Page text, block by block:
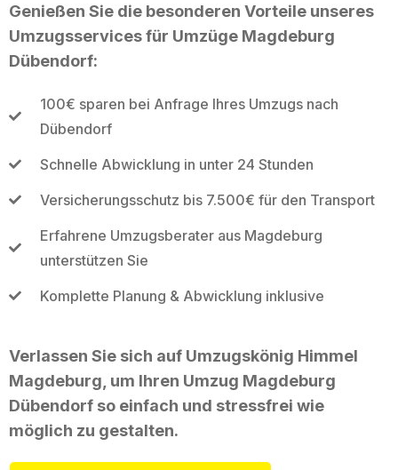
Genießen Sie die besonderen Vorteile unseres
Umzugsservices für Umzüge Magdeburg
Dübendorf:
100€ sparen bei Anfrage Ihres Umzugs nach
Dübendorf
Schnelle Abwicklung in unter 24 Stunden
Versicherungsschutz bis 7.500€ für den Transport
Erfahrene Umzugsberater aus Magdeburg
unterstützen Sie
Komplette Planung & Abwicklung inklusive
Verlassen Sie sich auf Umzugskönig Himmel
Magdeburg, um Ihren Umzug Magdeburg
Dübendorf so einfach und stressfrei wie
möglich zu gestalten.